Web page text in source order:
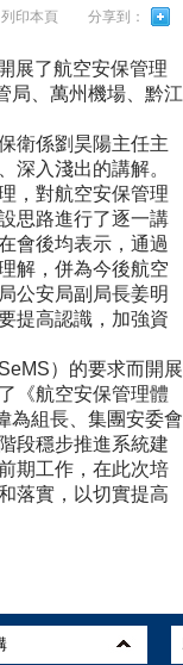
分享到：
列印本頁
展了航空安保管理
局、萬州機場、黔江
衛係劉昊陽主任主
深入淺出的講解。
，對航空安保管理
思路進行了逐一講
會後均表示，通過
解，併為今後航空
公安局副局長姜明
提高認識，加強資
）的要求而開展
《航空安保管理體
為組長、集團安委會
段穩步推進系統建
期工作，在此次培
落實，以切實提高